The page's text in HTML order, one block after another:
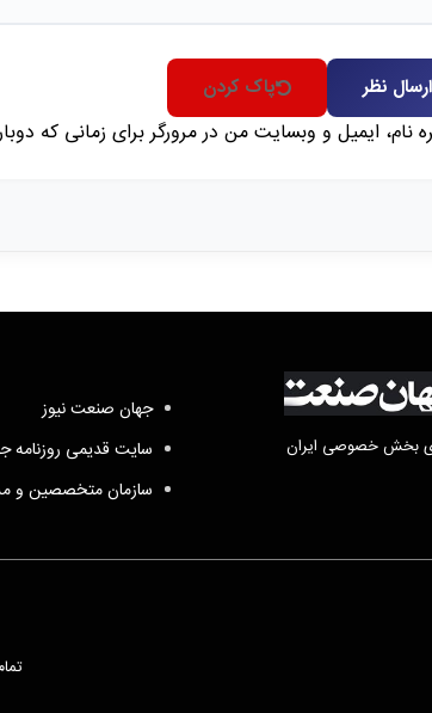
ارسال نظر پاک کردن
نام، ایمیل و وبسایت من در مرورگر برای زمانی که
بخش خصوصی ایران
جهان صنعت نیوز
سایت قدیمی
سازمان متخصصین و